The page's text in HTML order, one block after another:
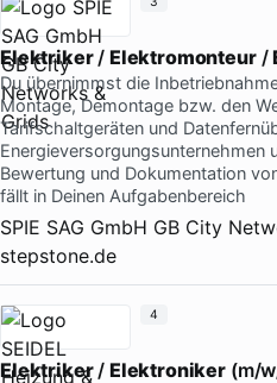
Elektriker/ Elektromonteur/
Du übernimmst die
Montage, Demontage bzw. den
Tarifschaltgeräten und
Energieversorgungsunternehmen
Bewertung und Dokumentation
fällt in Deinen Aufgabenbereich
SPIE SAG GmbH GB City
stepstone.de
Elektriker/ Elektroniker (m/
4